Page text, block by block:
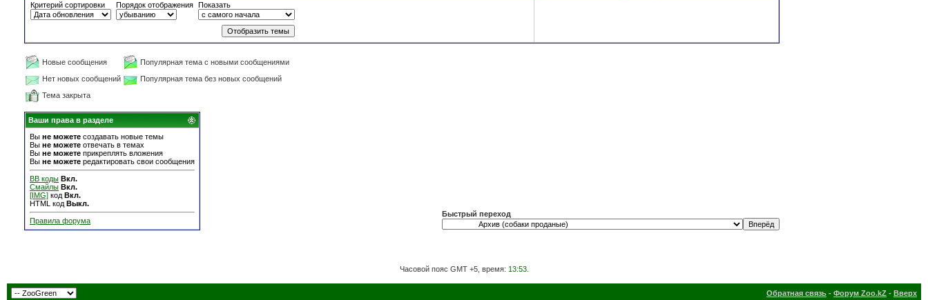
Критерий сортировки
Порядок отображения Показать
Новые сообщения
Популярная тема с новыми сообщениями
Нет новых сообщений
Популярная тема без новых сообщений
Тема закрыта
Ваши права в разделе
Вы не можете создавать новые темы
Вы не можете отвечать в темах
Вы не можете прикреплять вложения
Вы не можете редактировать свои сообщения
BB коды Вкл.
Смайлы Вкл.
[IMG] код Вкл.
HTML код Выкл.
Правила форума
Быстрый переход
Часовой пояс GMT +5, время: 13:53.
Обратная связь - Форум Zoo.kZ - Вверх